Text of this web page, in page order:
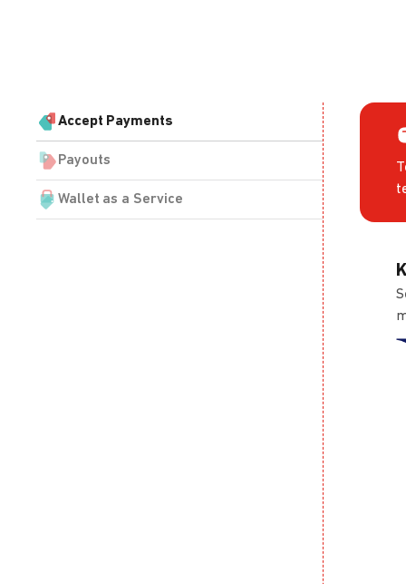
Accept Payments
Payouts
Wallet as a Service